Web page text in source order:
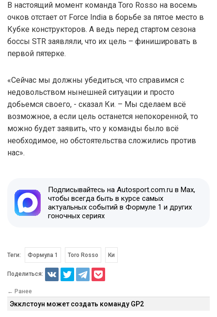
В настоящий момент команда Toro Rosso на восемь
очков отстает от Force India в борьбе за пятое место в
Кубке конструкторов. А ведь перед стартом сезона
боссы STR заявляли, что их цель – финишировать в
первой пятерке.
«Сейчас мы должны убедиться, что справимся с
недовольством нынешней ситуации и просто
добьемся своего, - сказал Ки. – Мы сделаем всё
возможное, а если цель останется непокоренной, то
можно будет заявить, что у команды было всё
необходимое, но обстоятельства сложились против
нас».
Подписывайтесь на Autosport.com.ru в Max,
чтобы всегда быть в курсе самых
актуальных событий в Формуле 1 и других
гоночных сериях
Теги: Формула 1 Toro Rosso Ки
Поделиться:
← Ранее
Экклстоун может создать команду GP2